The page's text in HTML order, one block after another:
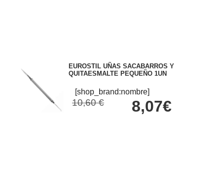
EUROSTIL UÑAS SACABARROS Y
QUITAESMALTE PEQUEÑO 1UN
[shop_brand:nombre]
10,60 € 8,07€